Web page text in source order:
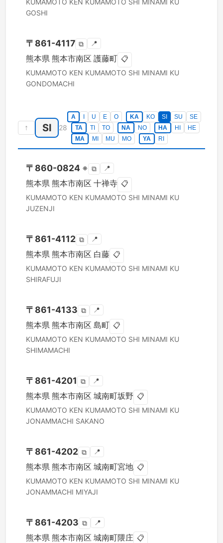
KUMAMOTO KEN KUMAMOTO SHI MINAMI KU
GOSHI
〒 861-4117 ⧉ 📍
熊本県 熊本市南区 護藤町 📋
KUMAMOTO KEN KUMAMOTO SHI MINAMI KU
GONDOMACHI
↑ SI 28
A U E O KA KO SI SU
SE
TA
TI TO NA NO HA HI
HE
MA
MI MU MO YA RI
〒 860-0824 ※ ⧉ 📍
熊本県 熊本市南区 十禅寺 📋
KUMAMOTO KEN KUMAMOTO SHI MINAMI KU
JUZENJI
〒 861-4112 ⧉ 📍
熊本県 熊本市南区 白藤 📋
KUMAMOTO KEN KUMAMOTO SHI MINAMI KU
SHIRAFUJI
〒 861-4133 ⧉ 📍
熊本県 熊本市南区 島町 📋
KUMAMOTO KEN KUMAMOTO SHI MINAMI KU
SHIMAMACHI
〒 861-4201 ⧉ 📍
熊本県 熊本市南区 城南町坂野 📋
KUMAMOTO KEN KUMAMOTO SHI MINAMI KU
JONAMMACHI SAKANO
〒 861-4202 ⧉ 📍
熊本県 熊本市南区 城南町宮地 📋
KUMAMOTO KEN KUMAMOTO SHI MINAMI KU
JONAMMACHI MIYAJI
〒 861-4203 ⧉ 📍
熊本県 熊本市南区 城南町隈庄 📋